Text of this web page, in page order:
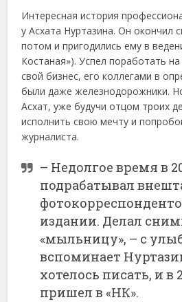
Интересная история
у Асхата Нуртазина. Он окончил
потом и пригодились ему в
Костаная»). Успел поработать
свой бизнес, его коллегами в
были даже железнодорожники.
Асхат, уже будучи отцом троих
исполнить свою мечту и
журналиста.
– Недолгое время в
подрабатывал
издании. Делал
«мыльницу», – с
вспоминает
хотелось писать, и в
пришел в «НК».